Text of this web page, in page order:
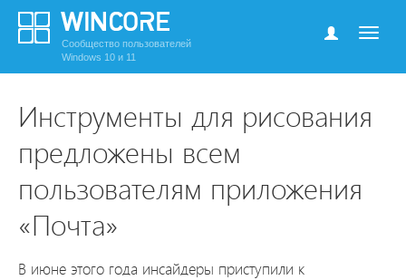
Сообщество пользователей
Windows 10 и 11
Инструменты для рисования
предложены всем
пользователям приложения
«Почта»
В июне этого года инсайдеры приступили к